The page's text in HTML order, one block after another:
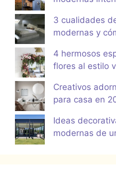
3 cualidades
modernas y
4 hermosos
flores al estilo
Creativos
para casa en
Ideas
modernas de